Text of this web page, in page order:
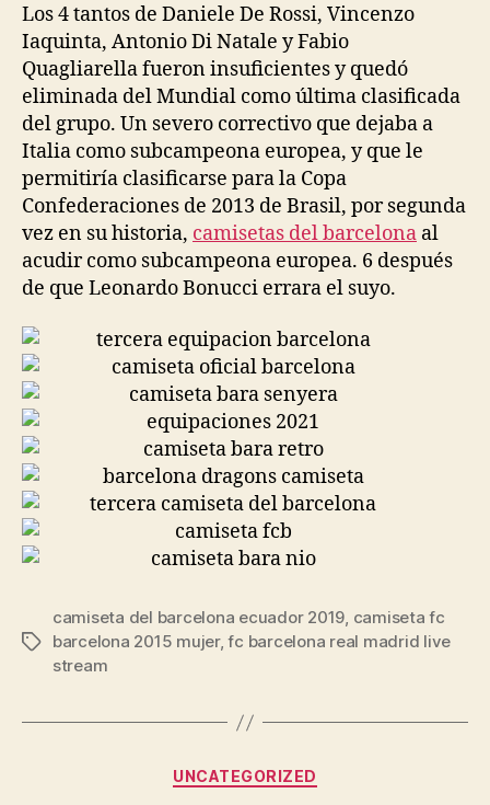
Los 4 tantos de Daniele De Rossi, Vincenzo
Iaquinta, Antonio Di Natale y Fabio
Quagliarella fueron insuficientes y quedó
eliminada del Mundial como última clasificada
del grupo. Un severo correctivo que dejaba a
Italia como subcampeona europea, y que le
permitiría clasificarse para la Copa
Confederaciones de 2013 de Brasil, por segunda
vez en su historia, camisetas del barcelona al
acudir como subcampeona europea. 6 después
de que Leonardo Bonucci errara el suyo.
Etiquetas
camiseta del barcelona ecuador 2019, camiseta fc
barcelona 2015 mujer,fc barcelona real madrid live
stream
Categorías
UNCATEGORIZED